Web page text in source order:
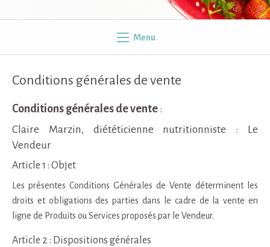
Menu
Conditions générales de vente
Conditions générales de vente :
Claire Marzin, diététicienne nutritionniste : Le
Vendeur
Article 1 : Objet
Les présentes Conditions Générales de Vente déterminent les
droits et obligations des parties dans le cadre de la vente en
ligne de Produits ou Services proposés par le Vendeur.
Article 2 : Dispositions générales